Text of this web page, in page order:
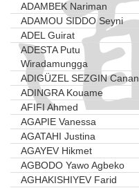
ADAMBEK Nariman
ADAMOU SIDDO Seyni
ADEL Guirat
ADESTA Putu
Wiradamungga
ADIGÜZEL SEZGIN Canan
ADINGRA Kouame
AFIFI Ahmed
AGAPIE Vanessa
AGATAHI Justina
AGAYEV Hikmet
AGBODO Yawo Agbeko
AGHAKISHIYEV Farid